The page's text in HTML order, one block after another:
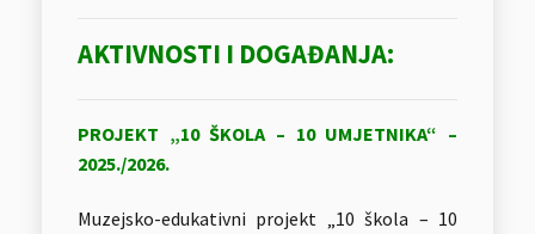
AKTIVNOSTI I DOGAĐANJA:
PROJEKT „10 ŠKOLA – 10 UMJETNIKA“ –
2025./2026.
Muzejsko-edukativni projekt „10 škola – 10